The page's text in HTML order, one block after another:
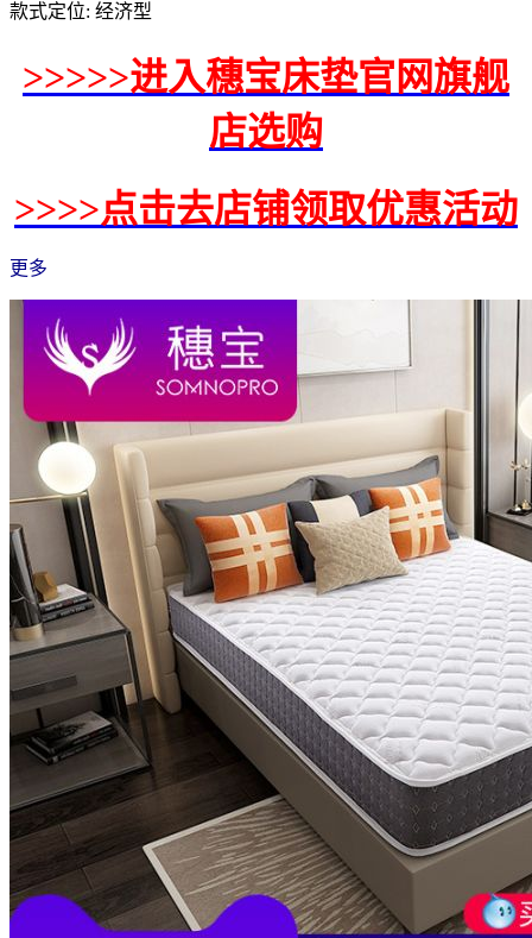
款式定位: 经济型
>>>>>进入穗宝床垫官网旗舰
店选购
>>>>点击去店铺领取优惠活动
更多